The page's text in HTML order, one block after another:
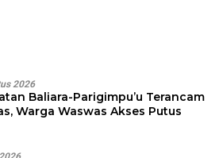
2026
Baliara-Parigimpu’u Terancam
Warga Waswas Akses Putus